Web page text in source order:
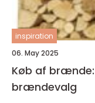
inspiration
06. May 2025
Køb af
brændevalg